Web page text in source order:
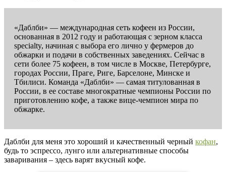
«Даблби» — международная сеть кофеен из России,
основанная в 2012 году и работающая с зерном класса
specialty, начиная с выбора его лично у фермеров до
обжарки и подачи в собственных заведениях. Сейчас в
сети более 75 кофеен, в том числе в Москве, Петербурге,
городах России, Праге, Риге, Барселоне, Минске и
Тбилиси. Команда «Даблби» — самая титулованная в
России, в ее составе многократные чемпионы России по
приготовлению кофе, а также вице-чемпион мира по
обжарке.
Даблби для меня это хороший и качественный черный кофан,
будь то эспрессо, лунго или альтернативные способы
заваривания – здесь варят вкусный кофе.